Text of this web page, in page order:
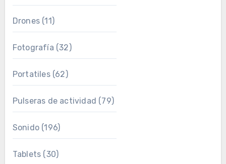
Drones(11)
Fotografía (32)
Portatiles(62)
Pulseras de actividad (79)
Sonido(196)
Tablets (30)